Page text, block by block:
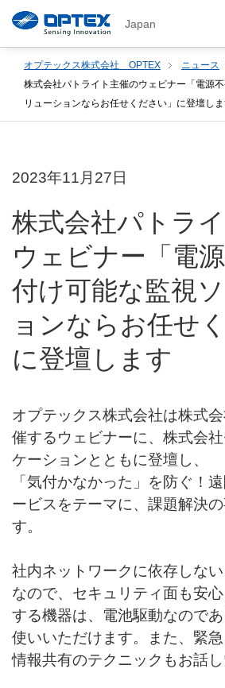
Japan
オプテックス株式会社 OPTEX ニュース
株式会社パトライト主催のウェビナー「電源
リューションならお任せください」に登壇し
2023年11月27日
株式会社パトラ
ウェビナー「電
付け可能な監視
ョンならお任せ
に登壇します
オプテックス株式会社は株式
催するウェビナーに、株式会
ケーションとともに登壇し、
「気付かなかった」を防ぐ！
ービスをテーマに、課題解決
す。
社内ネットワークに依存しな
なので、セキュリティ面も安
する機器は、電池駆動なので
使いいただけます。また、緊
情報共有のテクニックもお話し